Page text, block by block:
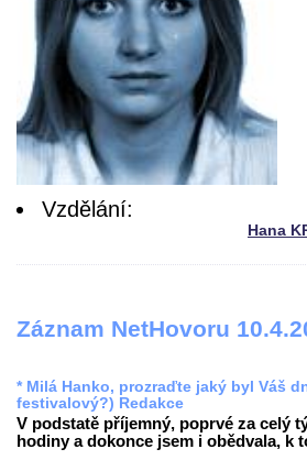
Vzdělání:
Hana
Záznam NetHovoru
* Milá Hanko, prozraďte jaký byl Váš
festivalový?) Redakce
V podstatě příjemný, poprvé za celý
hodiny a dokonce jsem i obědvala, k